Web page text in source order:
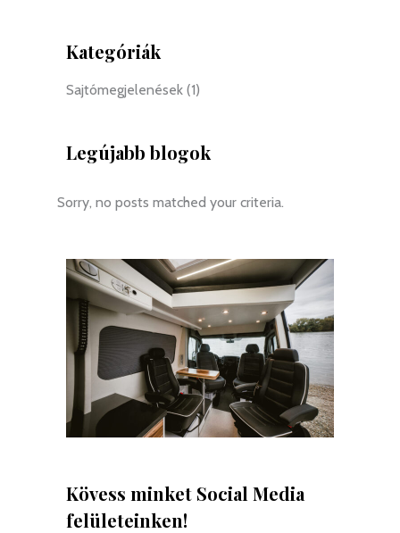
Kategóriák
Sajtómegjelenések (1)
Legújabb blogok
Sorry, no posts matched your criteria.
Kövess minket Social Media
felületeinken!